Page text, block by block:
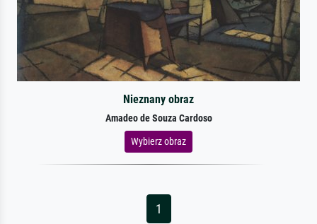
Nieznany obraz
Amadeo de Souza Cardoso
Wybierz obraz
1